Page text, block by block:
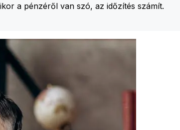
a pénzéről van szó, az időzítés számít.